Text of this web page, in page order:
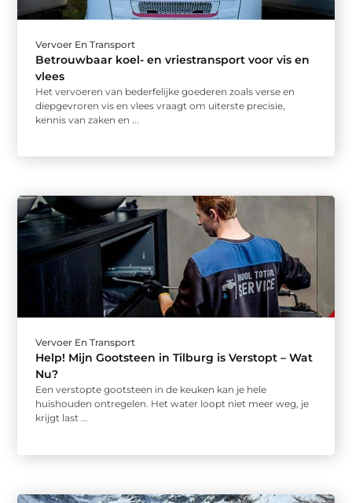
Vervoer En Transport
Betrouwbaar koel- en vriestransport voor vis en
vlees
Het vervoeren van bederfelijke goederen zoals verse en
diepgevroren vis en vlees vraagt om uiterste precisie,
kennis van zaken en ...
Vervoer En Transport
Help! Mijn Gootsteen in Tilburg is Verstopt – Wat
Nu?
Een verstopte gootsteen in de keuken kan je hele
huishouden ontregelen. Het water loopt niet meer weg, je
krijgt last ...